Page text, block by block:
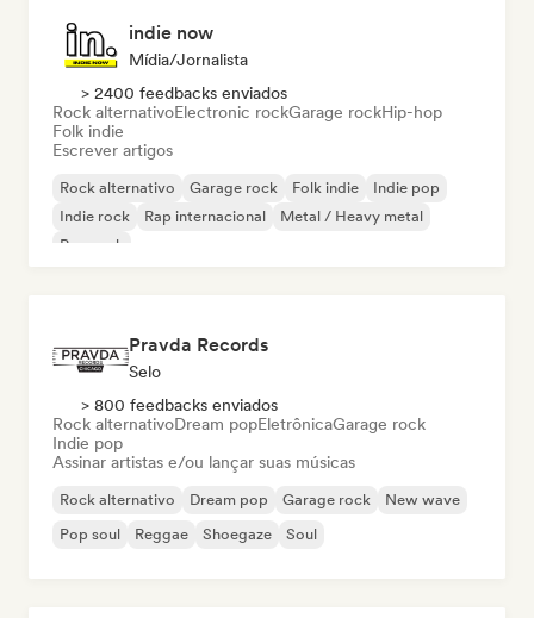
indie now
Mídia/Jornalista
> 2400 feedbacks enviados
Rock alternativoElectronic rockGarage rockHip-hop
Folk indie
Escrever artigos
Rock alternativo Garage rock Folk indie
Indie pop
Indie rock
Rap internacional
Metal / Heavy metal
Pop rock
Pravda Records
Selo
> 800 feedbacks enviados
Rock alternativoDream popEletrônicaGarage rock
Indie pop
Assinar artistas e/ou lançar suas músicas
Rock alternativo Dream pop Garage rock
New wave
Pop soul
Reggae Shoegaze Soul